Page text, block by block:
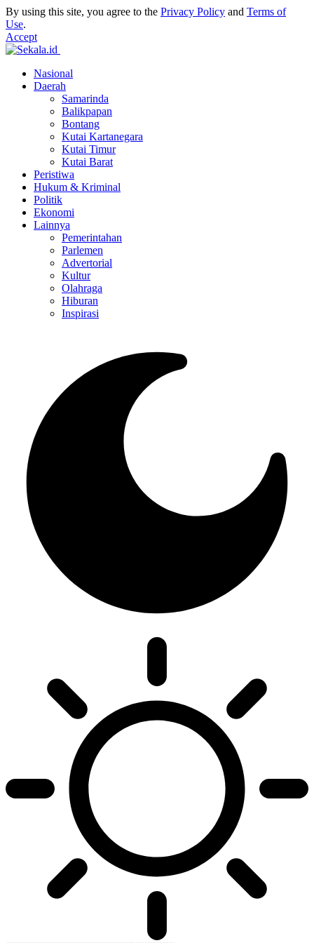
By using this site, you agree to the Privacy Policy and Terms of
Use.
Accept
Nasional
Daerah
Samarinda
Balikpapan
Bontang
Kutai Kartanegara
Kutai Timur
Kutai Barat
Peristiwa
Hukum & Kriminal
Politik
Ekonomi
Lainnya
Pemerintahan
Parlemen
Advertorial
Kultur
Olahraga
Hiburan
Inspirasi